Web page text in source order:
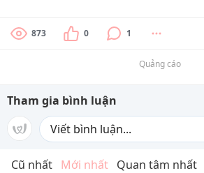
873 0 1
Quảng cáo
Tham gia bình luận
Cũ nhất Mới nhất Quan tâm nhất